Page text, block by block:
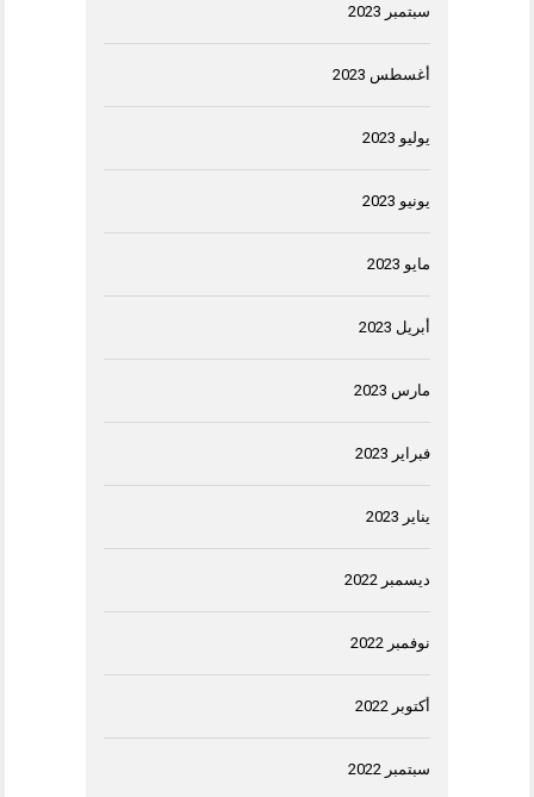
سبتمبر 2023
أغسطس 2023
يوليو 2023
يونيو 2023
مايو 2023
أبريل 2023
مارس 2023
فبراير 2023
يناير 2023
ديسمبر 2022
نوفمبر 2022
أكتوبر 2022
سبتمبر 2022